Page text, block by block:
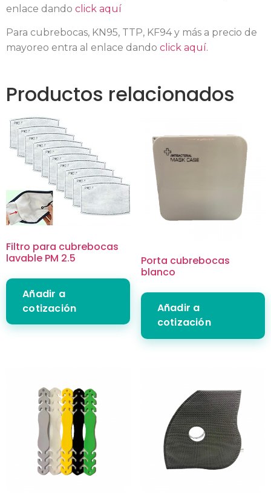
enlace dando click aquí
Para cubrebocas, KN95, TTP, KF94 y más a precio de
mayoreo entra al enlace dando click aquí.
Productos relacionados
Filtro para cubrebocas
lavable PM 2.5
Añadir a
cotización
Porta cubrebocas
blanco
Añadir a
cotización